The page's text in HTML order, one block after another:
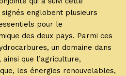
englobent plusieurs
pour le
des deux pays. Parmi ces
un domaine dans
que l’agriculture,
les énergies renouvelables,